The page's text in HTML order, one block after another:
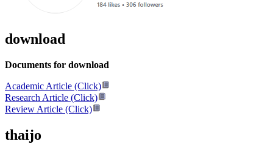
download
Documents for download
Academic Article (Click)
Research Article (Click)
Review Article (Click)
thaijo